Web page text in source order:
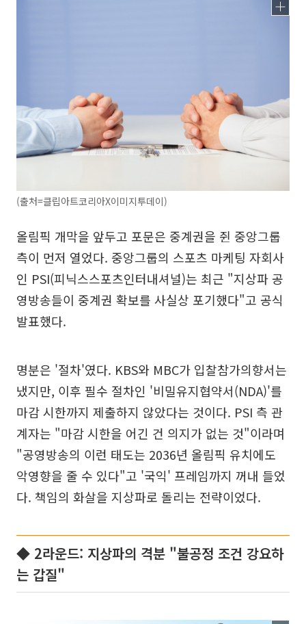
(출처=클립아트코리아X이미지투데이)
올림픽 개막을 앞두고 포문은 중계권을 쥔 중앙그룹
측이 먼저 열었다. 중앙그룹의 스포츠 마케팅 자회사
인 PSI(피닉스스포츠인터내셔널)는 최근 "지상파 공
영방송들이 중계권 확보를 사실상 포기했다"고 공식
발표했다.
명분은 '절차'였다. KBS와 MBC가 입찰참가의향서는
냈지만, 이후 필수 절차인 '비밀유지협약서(NDA)'를
마감 시한까지 제출하지 않았다는 것이다. PSI 측 관
계자는 "마감 시한을 어긴 건 의지가 없는 것"이라며
"공영방송의 이런 태도는 2036년 올림픽 유치에도
악영향을 줄 수 있다"고 '국익' 프레임까지 꺼내 들었
다. 책임의 화살을 지상파로 돌리는 전략이었다.
◆ 2라운드: 지상파의 격분 "불공정 조건 강요하
는 갑질"